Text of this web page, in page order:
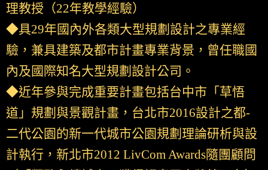
理教授（22年教學經驗）
◆具29年國內外各類大型規劃設計之專業經
驗，兼具建築及都市計畫專業背景，曾任職國
內及國際知名大型規劃設計公司。
◆近年參與完成重要計畫包括台中市「草悟
道」規劃與景觀計畫，台北市2016設計之都-
二代公園的新一代城市公園規劃理論研析與設
計執行，新北市2012 LivCom Awards隨團顧問